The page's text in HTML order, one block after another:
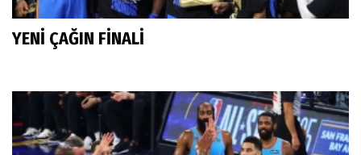
YENİ ÇAĞIN FİNALİ